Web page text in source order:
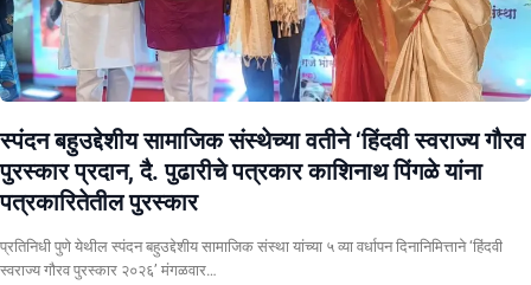
स्पंदन बहुउद्देशीय सामाजिक संस्थेच्या वतीने ‘हिंदवी स्वराज्य गौरव
पुरस्कार प्रदान, दै. पुढारीचे पत्रकार काशिनाथ पिंगळे यांना
पत्रकारितेतील पुरस्कार
प्रतिनिधी पुणे येथील स्पंदन बहुउद्देशीय सामाजिक संस्था यांच्या ५ व्या वर्धापन दिनानिमित्ताने ‘हिंदवी
स्वराज्य गौरव पुरस्कार २०२६’ मंगळवार…